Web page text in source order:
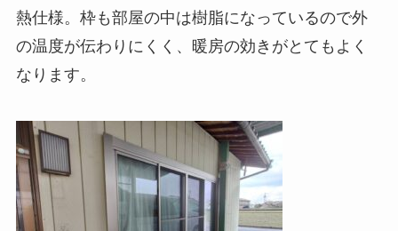
熱仕様。枠も部屋の中は樹脂になっているので外
の温度が伝わりにくく、暖房の効きがとてもよく
なります。